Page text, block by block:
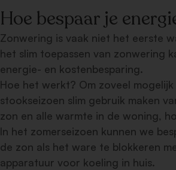
Hoe bespaar je
Zonwering is vaak niet het eerste
het slim toepassen van zonwering
energie- en kostenbesparing.
Hoe het werkt? Om zoveel
stookseizoen slim gebruik maken
zon en alle warmte in de woning,
In het zomerseizoen kunnen we
de zon als het ware te blokkeren
apparatuur voor koeling in huis.